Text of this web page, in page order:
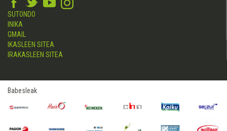
SUTONDO
INIKA
GMAIL
IKASLEEN SITEA
IRAKASLEEN SITEA
Babesleak